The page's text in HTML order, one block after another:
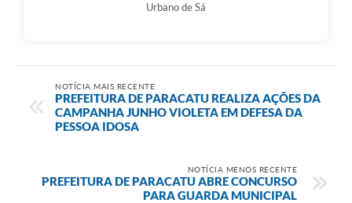
Urbano de Sá
NOTÍCIA MAIS RECENTE
PREFEITURA DE PARACATU REALIZA AÇÕES DA
CAMPANHA JUNHO VIOLETA EM DEFESA DA
PESSOA IDOSA
NOTÍCIA MENOS RECENTE
PREFEITURA DE PARACATU ABRE CONCURSO
PARA GUARDA MUNICIPAL